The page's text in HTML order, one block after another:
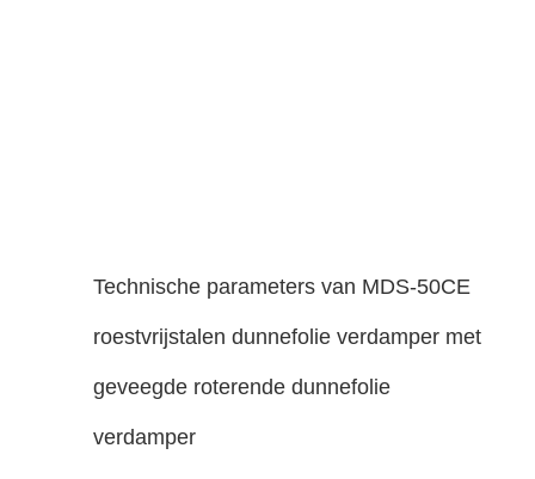
Technische parameters van MDS-50CE
roestvrijstalen dunnefolie verdamper met
geveegde roterende dunnefolie
verdamper